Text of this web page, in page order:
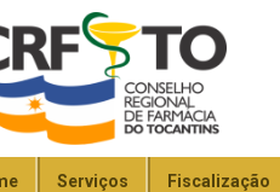
Serviços Fiscalização